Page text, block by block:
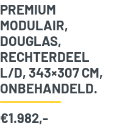
PREMIUM
MODULAIR,
DOUGLAS,
RECHTERDEEL
L/D, 343×307 CM,
ONBEHANDELD.
€1.982,-